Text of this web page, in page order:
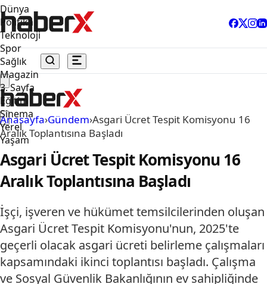
Dünya
Politika
Teknoloji
Spor
Sağlık
Magazin
3. Sayfa
Eğitim
Sinema
Yerel
Yaşam
Anasayfa›Gündem›Asgari Ücret Tespit Komisyonu 16
Aralık Toplantısına Başladı
Asgari Ücret Tespit Komisyonu 16
Aralık Toplantısına Başladı
İşçi, işveren ve hükümet temsilcilerinden oluşan
Asgari Ücret Tespit Komisyonu'nun, 2025'te
geçerli olacak asgari ücreti belirleme çalışmaları
kapsamındaki ikinci toplantısı başladı. Çalışma
ve Sosyal Güvenlik Bakanlığının ev sahipliğinde